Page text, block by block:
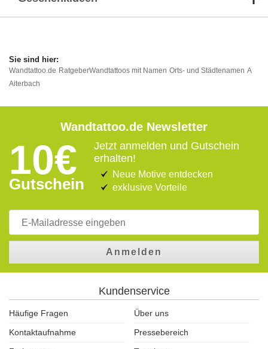
Wandtattoo.de RatgeberWandtattoos mit Namen Orts- und Städtenamen A
Aiterbach
Wandtattoo.de Newsletter
10€
Gutschein
Jetzt anmelden und Gutschein
erhalten!
Neue Motive entdecken
exklusive Vorteile
Anmelden
Kundenservice
Häufige Fragen
Über uns
Kontaktaufnahme
Pressebereich